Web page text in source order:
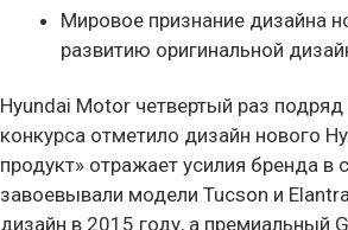
Мировое признание дизайна
развитию оригинальной
Hyundai Motor четвертый раз
конкурса отметило дизайн нового
продукт» отражает усилия бренда в
завоевывали модели Tucson и
дизайн в 2015 году, а премиальный